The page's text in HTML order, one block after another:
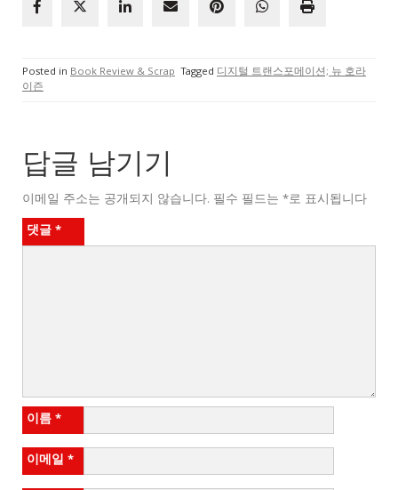
Posted in Book Review & Scrap Tagged 디지털 트랜스포메이션; 뉴 호라
이즌
답글 남기기
이메일 주소는 공개되지 않습니다. 필수 필드는 *로 표시됩니다
댓글*
이름*
이메일 *